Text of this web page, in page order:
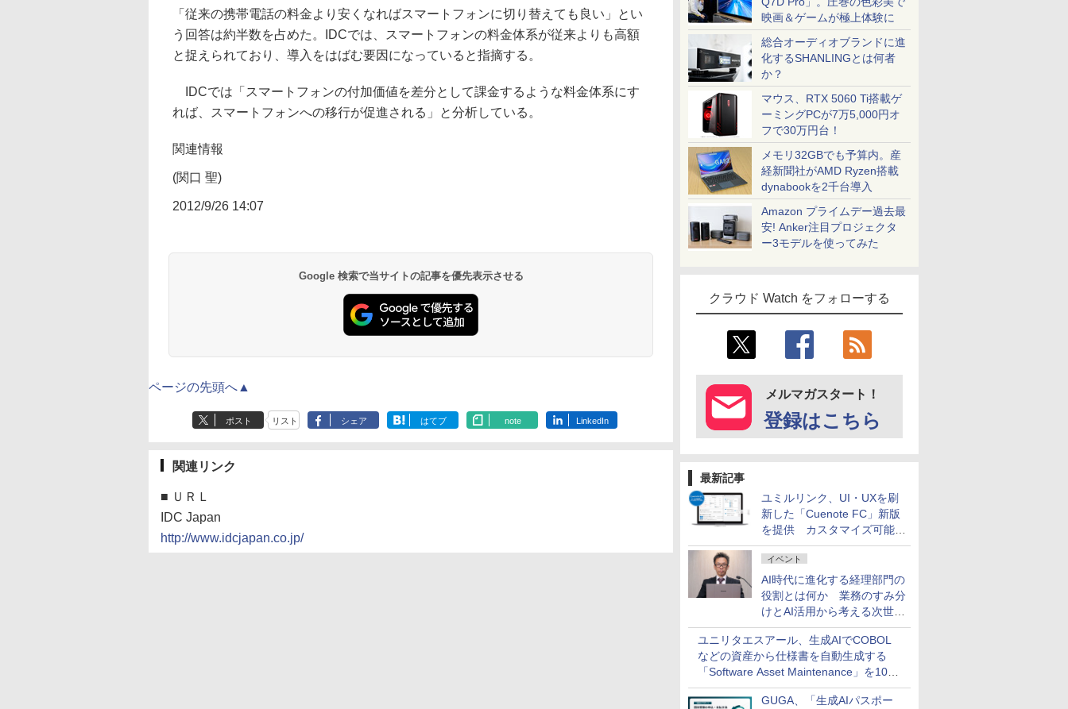
映画＆ゲームが極上体験に
総合オーディオブランドに進
化するSHANLINGとは何者
か？
マウス、RTX 5060 Ti搭載ゲ
ーミングPCが7万5,000円オ
フで30万円台！
メモリ32GBでも予算内。産
経新聞社がAMD Ryzen搭載
dynabookを2千台導入
Amazon プライムデー過去最
安! Anker注目プロジェクタ
ー3モデルを使ってみた
クラウド Watch をフォローする
メルマガスタート！
登録はこちら
最新記事
ユミルリンク、UI・UXを刷
新した「Cuenote FC」新版
を提供 カスタマイズ可能な
ダッシュボード画面を搭載
イベント
AI時代に進化する経理部門の
役割とは何か 業務のすみ分
けとAI活用から考える次世代
ファイナンス戦略
ユニリタエスアール、生成AIでCOBOL
などの資産から仕様書を自動生成する
「Software Asset Maintenance」を10月
に発売
GUGA、「生成AIパスポー
「従来の携帯電話の料金より安くなればスマートフォンに切り替えても良い」とい
う回答は約半数を占めた。IDCでは、スマートフォンの料金体系が従来よりも高額
と捉えられており、導入をはばむ要因になっていると指摘する。
IDCでは「スマートフォンの付加価値を差分として課金するような料金体系にす
れば、スマートフォンへの移行が促進される」と分析している。
関連情報
(関口 聖)
2012/9/26 14:07
Google 検索で当サイトの記事を優先表示させる
ページの先頭へ▲
ポスト リスト シェア はてブ note LinkedIn
関連リンク
■ ＵＲＬ
IDC Japan
http://www.idcjapan.co.jp/